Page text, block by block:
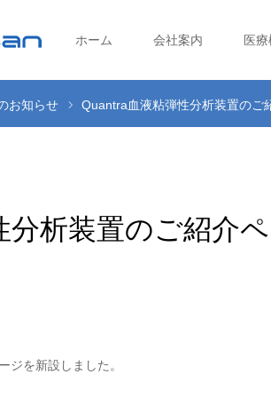
ホーム 会社案内 医
お知らせ Quantra血液粘弾性分析装置のご
分析装置のご紹介
ジを新設しました。